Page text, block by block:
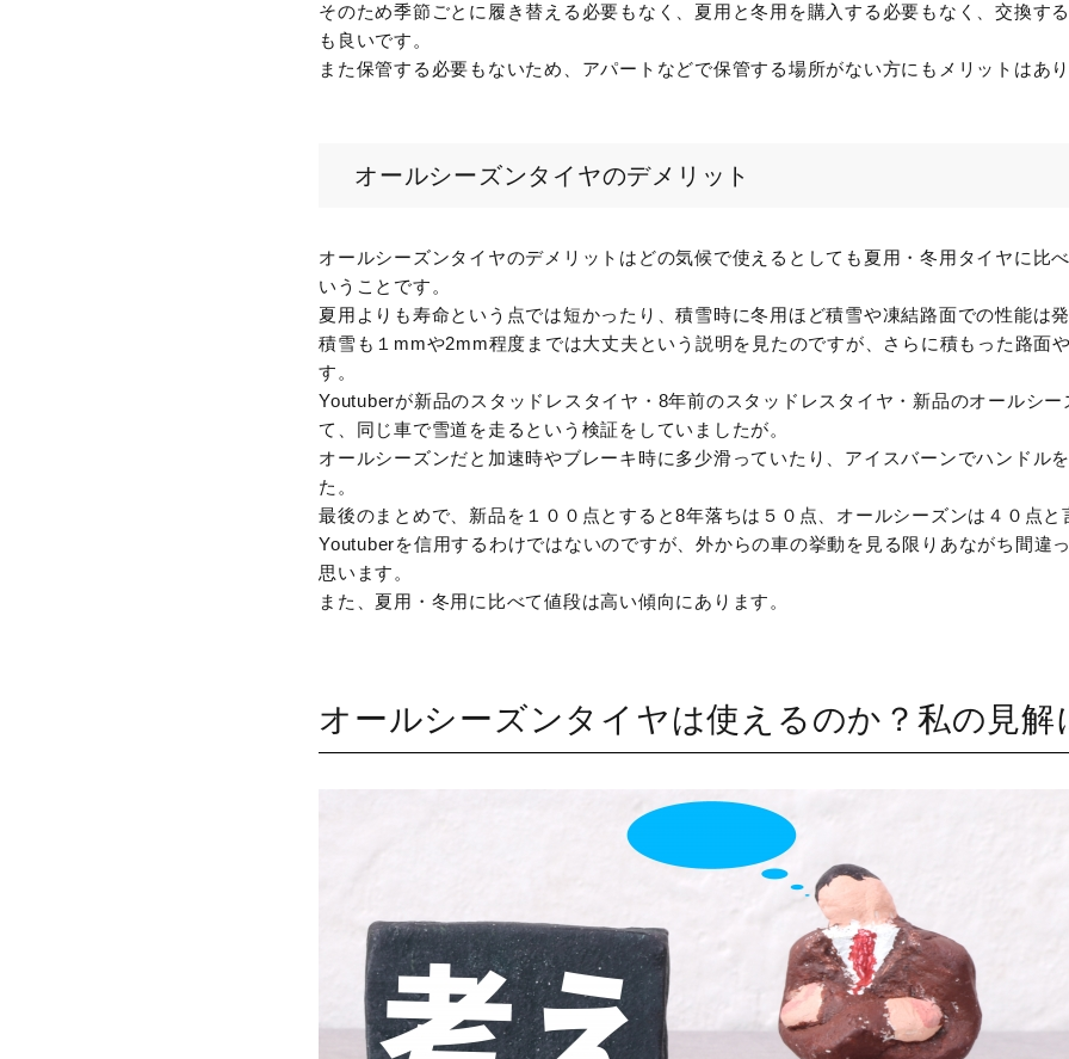
そのため季節ごとに履き替える必要もなく、夏用と冬用を購入する必要もなく、交換す
も良いです。
また保管する必要もないため、アパートなどで保管する場所がない方にもメリットはあり
オールシーズンタイヤのデメリット
オールシーズンタイヤのデメリットはどの気候で使えるとしても夏用・冬用タイヤに比
いうことです。
夏用よりも寿命という点では短かったり、積雪時に冬用ほど積雪や凍結路面での性能は発
積雪も１mmや2mm程度までは大丈夫という説明を見たのですが、さらに積もった路面
す。
Youtuberが新品のスタッドレスタイヤ・8年前のスタッドレスタイヤ・新品のオールシー
て、同じ車で雪道を走るという検証をしていましたが。
オールシーズンだと加速時やブレーキ時に多少滑っていたり、アイスバーンでハンドル
た。
最後のまとめで、新品を１００点とすると8年落ちは５０点、オールシーズンは４０点と
Youtuberを信用するわけではないのですが、外からの車の挙動を見る限りあながち間違
思います。
また、夏用・冬用に比べて値段は高い傾向にあります。
オールシーズンタイヤは使えるのか？私の見解